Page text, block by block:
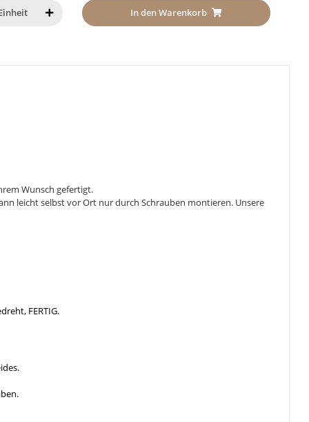
In den Warenkorb
Wunsch gefertigt.
leicht selbst vor Ort nur durch Schrauben montieren. Unsere
FERTIG.